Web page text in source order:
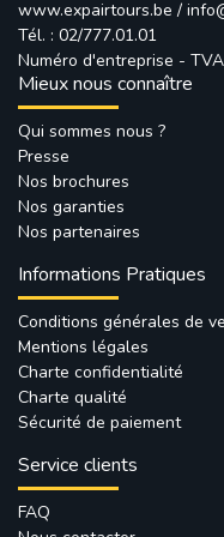
www.expairtours.be /
Tél. : 02/777.01.01
Numéro d'entreprise -
Mieux nous connaître
Qui sommes nous ?
Presse
Nos brochures
Nos garanties
Nos partenaires
Informations Pratiques
Conditions générales de
Mentions légales
Charte confidentialité
Charte qualité
Sécurité de paiement
Service clients
FAQ